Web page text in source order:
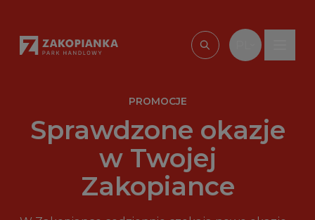
Wpisz, czego
PROMOCJE
Sprawdzone okazje
w Twojej
Zakopiance